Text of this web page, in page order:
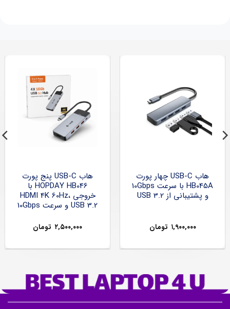
هاب USB-C چهار پورت
HB045A با سرعت 10Gbps
و پشتیبانی از USB 3.2
۱,۹۰۰,۰۰۰ تومان
هاب USB-C پنج پورت
HOPDAY HB046 با
خروجی HDMI 4K 60Hz،
USB 3.2 و سرعت 10Gbps
۲,۵۰۰,۰۰۰ تومان